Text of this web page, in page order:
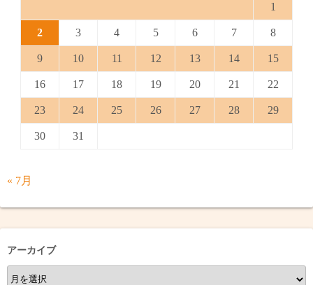
1
2 3 4 5 6 7 8
9 10 11 12 13 14 15
16 17 18 19 20 21 22
23 24 25 26 27 28 29
30 31
« 7月
アーカイブ
ア